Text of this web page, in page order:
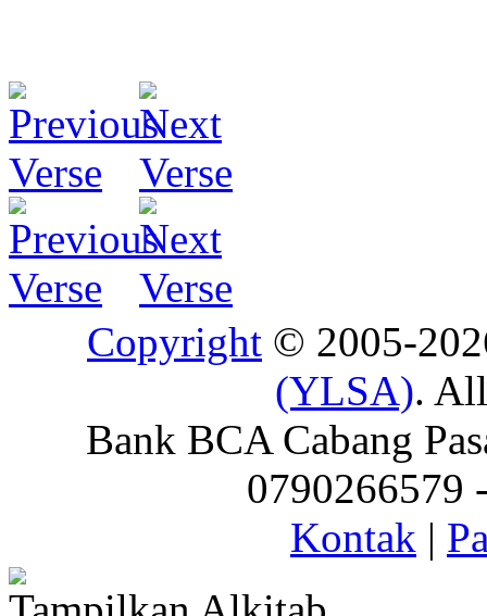
Copyright © 2005-
(YLSA).
Bank BCA Cabang
0790266579
Kontak |